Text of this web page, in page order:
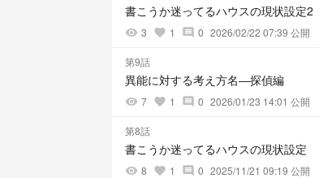
書こうか迷ってるハウスの現状設定2
visibility 3 favorite 1 comment 0 2026/02/22 07:39 公開
第9話
異能に対する考え方名―探偵編
visibility 7 favorite 1 comment 0 2026/01/23 14:01 公開
第8話
書こうか迷ってるハウスの現状設定
visibility 8 favorite 1 comment 0 2025/11/21 09:19 公開